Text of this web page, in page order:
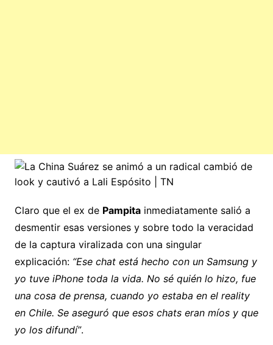
Claro que el ex de Pampitainmediatamente salió a
desmentir esas versiones y sobre todo la veracidad
de la captura viralizada con una singular
explicación:“Ese chat está hecho con un Samsung y
yo tuve iPhone toda la vida. No sé quién lo hizo, fue
una cosa de prensa, cuando yo estaba en el reality
en Chile. Se aseguró que esos chats eran míos y que
yo los difundí”.